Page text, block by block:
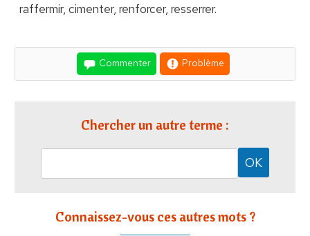
raffermir, cimenter, renforcer, resserrer.
Commenter Problème
Chercher un autre terme :
Connaissez-vous ces autres mots ?